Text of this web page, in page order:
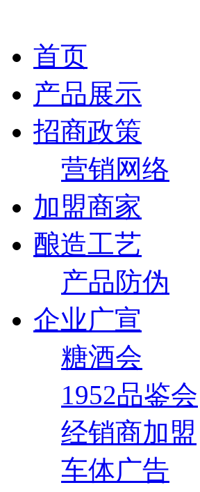
首页
产品展示
招商政策
营销网络
加盟商家
酿造工艺
产品防伪
企业广宣
糖酒会
1952品鉴会
经销商加盟
车体广告